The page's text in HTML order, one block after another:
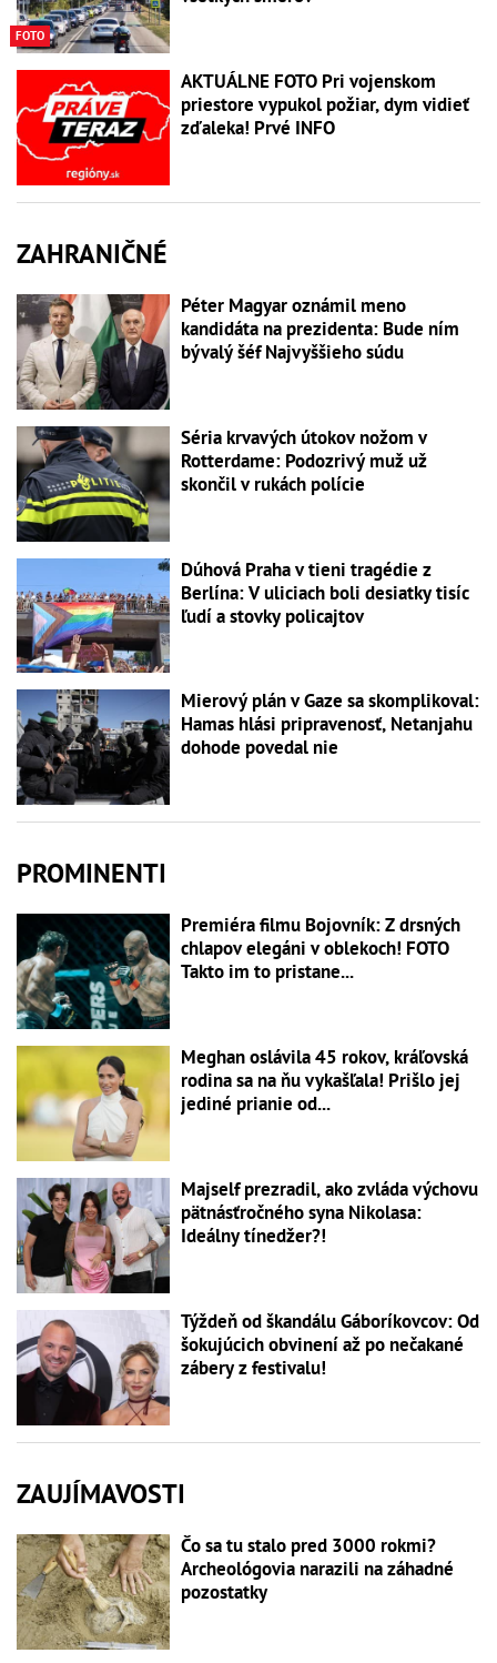
FOTO
AKTUÁLNE FOTO Pri vojenskom
priestore vypukol požiar, dym vidieť
zďaleka! Prvé INFO
ZAHRANIČNÉ
Péter Magyar oznámil meno
kandidáta na prezidenta: Bude ním
bývalý šéf Najvyššieho súdu
Séria krvavých útokov nožom v
Rotterdame: Podozrivý muž už
skončil v rukách polície
Dúhová Praha v tieni tragédie z
Berlína: V uliciach boli desiatky tisíc
ľudí a stovky policajtov
Mierový plán v Gaze sa skomplikoval:
Hamas hlási pripravenosť, Netanjahu
dohode povedal nie
PROMINENTI
Premiéra filmu Bojovník: Z drsných
chlapov elegáni v oblekoch! FOTO
Takto im to pristane...
Meghan oslávila 45 rokov, kráľovská
rodina sa na ňu vykašľala! Prišlo jej
jediné prianie od...
Majself prezradil, ako zvláda výchovu
pätnásťročného syna Nikolasa:
Ideálny tínedžer?!
Týždeň od škandálu Gáboríkovcov: Od
šokujúcich obvinení až po nečakané
zábery z festivalu!
ZAUJÍMAVOSTI
Čo sa tu stalo pred 3000 rokmi?
Archeológovia narazili na záhadné
pozostatky